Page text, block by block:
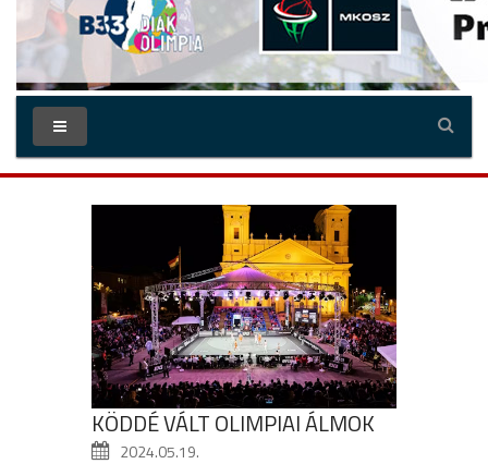
KÖDDÉ VÁLT OLIMPIAI ÁLMOK
2024.05.19.